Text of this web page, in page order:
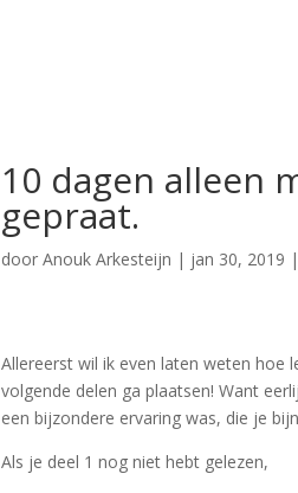
10 dagen alleen
gepraat.
doorAnouk Arkesteijn | jan 30, 2019 |
Allereerst wil ik even laten weten hoe
volgende delen ga plaatsen! Want
een bijzondere ervaring was, die je
Als je deel 1 nog niet hebt gelezen,